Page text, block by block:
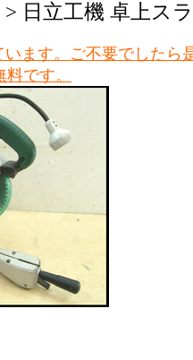
> 日立工機 卓上ス